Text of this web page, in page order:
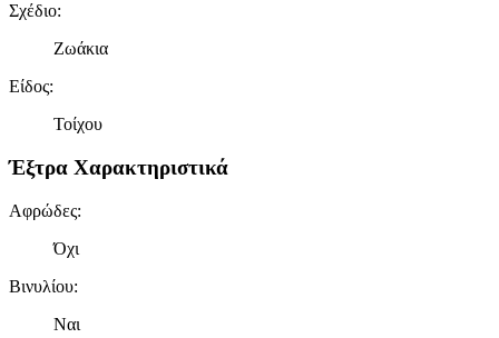
Σχέδιο:
Ζωάκια
Είδος:
Τοίχου
Έξτρα Χαρακτηριστικά
Αφρώδες:
Όχι
Βινυλίου:
Ναι